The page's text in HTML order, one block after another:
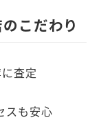
こだわり
査定
スも安心